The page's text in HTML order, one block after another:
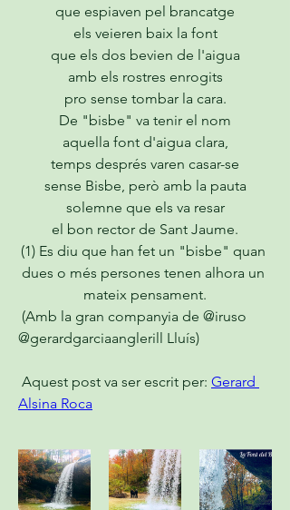
que espiaven pel brancatge
els veieren baix la font
que els dos bevien de l'aigua
amb els rostres enrogits
pro sense tombar la cara.
De "bisbe" va tenir el nom
aquella font d'aigua clara,
temps després varen casar-se
sense Bisbe, però amb la pauta
solemne que els va resar
el bon rector de Sant Jaume.
(1) Es diu que han fet un "bisbe" quan
dues o més persones tenen alhora un
mateix pensament.
@gerardgarciaanglerill Lluís)
Aquest post va ser escrit per: Gerard
Alsina Roca